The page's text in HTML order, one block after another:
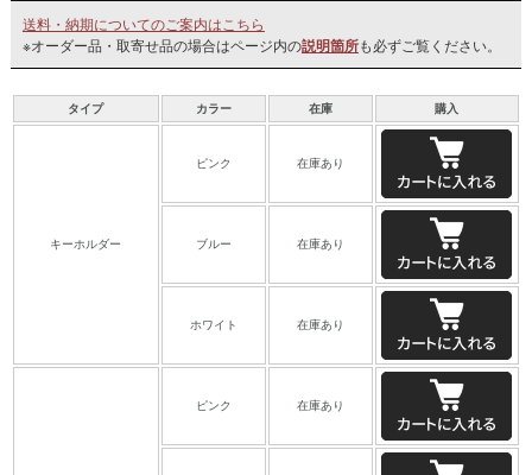
送料・納期についてのご案内はこちら
※オーダー品・取寄せ品の場合はページ内の説明箇所も必ずご覧ください。
タイプ カラー 在庫 購入
キーホルダー
ピンク 在庫あり
ブルー 在庫あり
ホワイト 在庫あり
ピンク 在庫あり